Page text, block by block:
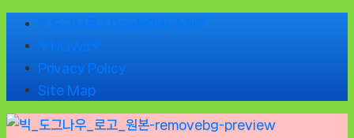
Skip
content
🌹도그나우ㅣDogNOW 소개🌹
🌹NOWs🌹
Privacy Policy
Site Map